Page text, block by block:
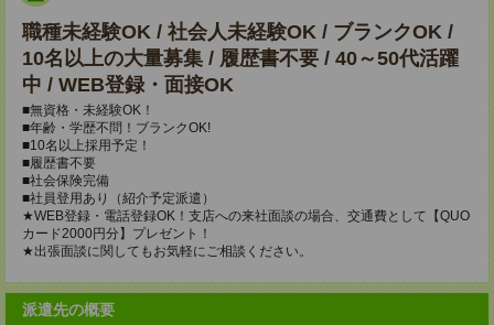
職種未経験OK / 社会人未経験OK / ブランクOK /
10名以上の大量募集 / 履歴書不要 / 40～50代活躍
中 / WEB登録・面接OK
■無資格・未経験OK！
■年齢・学歴不問！ブランクOK!
■10名以上採用予定！
■履歴書不要
■社会保険完備
■社員登用あり（紹介予定派遣）
★WEB登録・電話登録OK！支店への来社面談の場合、交通費として【QUO
カード2000円分】プレゼント！
★出張面談に関してもお気軽にご相談ください。
派遣先の概要